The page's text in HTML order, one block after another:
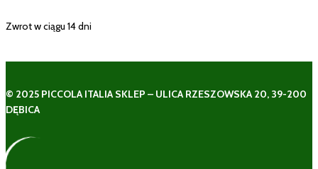
Zwrot w ciągu 14 dni
© 2025 PICCOLA ITALIA SKLEP – ULICA RZESZOWSKA 20, 39-200
DĘBICA